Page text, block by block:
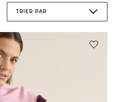
TRIER PAR